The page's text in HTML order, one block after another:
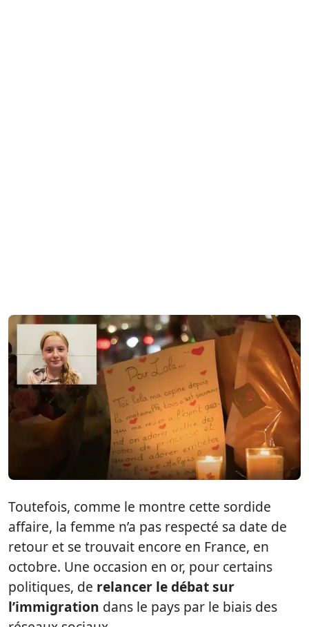
Toutefois, comme le montre cette sordide
affaire, la femme n’a pas respecté sa date de
retour et se trouvait encore en France, en
octobre. Une occasion en or, pour certains
politiques, de relancer le débat sur
l’immigration dans le pays par le biais des